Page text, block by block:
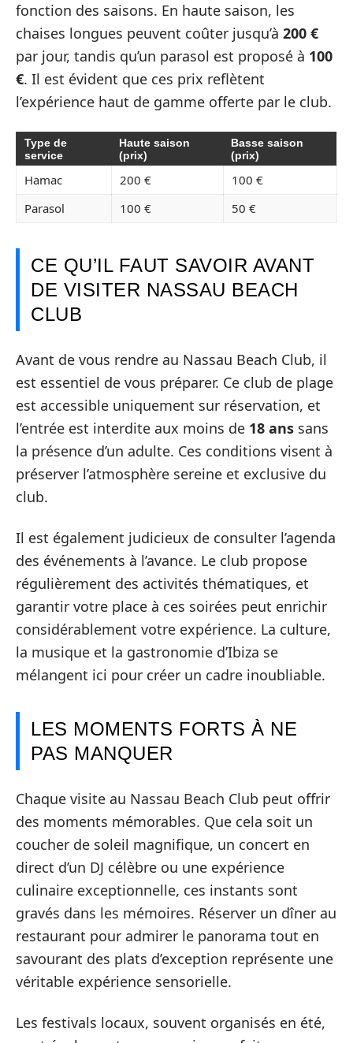
fonction des saisons. En haute saison, les
chaises longues peuvent coûter jusqu’à 200 €
par jour, tandis qu’un parasol est proposé à 100
€. Il est évident que ces prix reflètent
l’expérience haut de gamme offerte par le club.
Type de
service
Haute saison
(prix)
Basse saison
(prix)
Hamac 200 €
100 €
Parasol
100 € 50 €
CE QU’IL FAUT SAVOIR AVANT
DE VISITER NASSAU BEACH
CLUB
Avant de vous rendre au Nassau Beach Club, il
est essentiel de vous préparer. Ce club de plage
est accessible uniquement sur réservation, et
l’entrée est interdite aux moins de 18 ans sans
la présence d’un adulte. Ces conditions visent à
préserver l’atmosphère sereine et exclusive du
club.
Il est également judicieux de consulter l’agenda
des événements à l’avance. Le club propose
régulièrement des activités thématiques, et
garantir votre place à ces soirées peut enrichir
considérablement votre expérience. La culture,
la musique et la gastronomie d’Ibiza se
mélangent ici pour créer un cadre inoubliable.
LES MOMENTS FORTS À NE
PAS MANQUER
Chaque visite au Nassau Beach Club peut offrir
des moments mémorables. Que cela soit un
coucher de soleil magnifique, un concert en
direct d’un DJ célèbre ou une expérience
culinaire exceptionnelle, ces instants sont
gravés dans les mémoires. Réserver un dîner au
restaurant pour admirer le panorama tout en
savourant des plats d’exception représente une
véritable expérience sensorielle.
Les festivals locaux, souvent organisés en été,